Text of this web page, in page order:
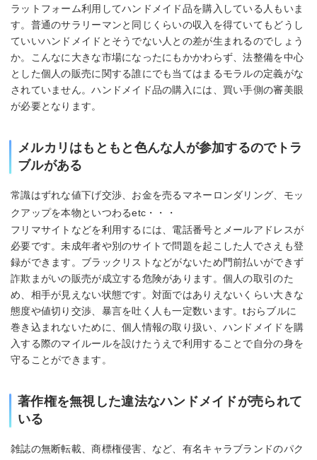
ラットフォーム利用してハンドメイド品を購入している人もいま
す。普通のサラリーマンと同じくらいの収入を得ていてもどうし
ていいハンドメイドとそうでない人との差が生まれるのでしょう
か。こんなに大きな市場になったにもかかわらず、法整備を中心
とした個人の販売に関する誰にでも当てはまるモラルの定義がな
されていません。ハンドメイド品の購入には、買い手側の審美眼
が必要となります。
メルカリはもともと色んな人が参加するのでトラ
ブルがある
常識はずれな値下げ交渉、お金を売るマネーロンダリング、モッ
クアップを本物といつわるetc・・・
フリマサイトなどを利用するには、電話番号とメールアドレスが
必要です。未成年者や別のサイトで問題を起こした人でさえも登
録ができます。ブラックリストなどがないため門前払いができず
詐欺まがいの販売が成立する危険があります。個人の取引のた
め、相手が見えない状態です。対面ではありえないくらい大きな
態度や値切り交渉、暴言を吐く人も一定数います。tおらブルに
巻き込まれないために、個人情報の取り扱い、ハンドメイドを購
入する際のマイルールを設けたうえで利用することで自分の身を
守ることができます。
著作権を無視した違法なハンドメイドが売られて
いる
雑誌の無断転載、商標権侵害、など、有名キャラブランドのパク